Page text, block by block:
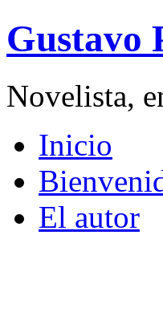
Gustavo
Novelista,
Inicio
El autor